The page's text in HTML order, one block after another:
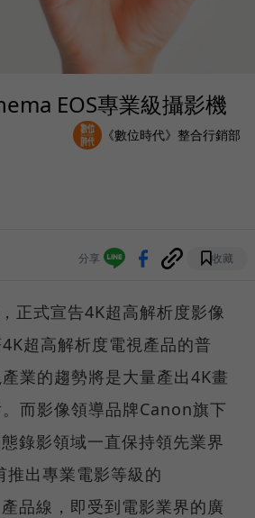
EOS專業級攝影機
《數位時代》整合行銷部
分享 收藏
正式宣告4K超高解析度影像
超高解析度電視產品的普
業的趨勢將是大量產出4K畫
而影像領導品牌Canon旗下
錄影領域一直保持領先業界
出專業電影等級的
品線，即受到電影業界的廣